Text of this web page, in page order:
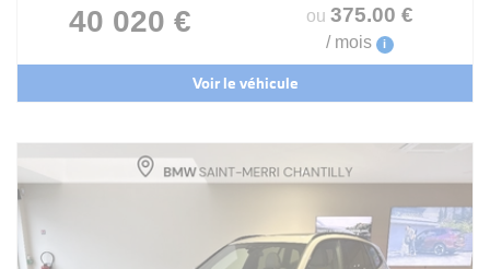
40 020 € ou 375.00 €
/ mois i
Voir le véhicule